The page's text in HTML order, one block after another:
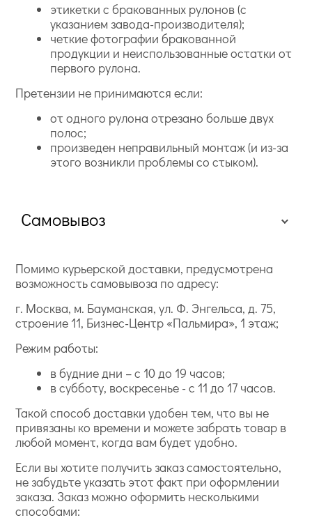
этикетки с бракованных рулонов (с
указанием завода-производителя);
четкие фотографии бракованной
продукции и неиспользованные остатки от
первого рулона.
Претензии не принимаются если:
от одного рулона отрезано больше двух
полос;
произведен неправильный монтаж (и из-за
этого возникли проблемы со стыком).
Самовывоз
Помимо курьерской доставки, предусмотрена
возможность самовывоза по адресу:
г. Москва, м. Бауманская, ул. Ф. Энгельса, д. 75,
строение 11, Бизнес-Центр «Пальмира», 1 этаж;
Режим работы:
в будние дни – с 10 до 19 часов;
в субботу, воскресенье - с 11 до 17 часов.
Такой способ доставки удобен тем, что вы не
привязаны ко времени и можете забрать товар в
любой момент, когда вам будет удобно.
Если вы хотите получить заказ самостоятельно,
не забудьте указать этот факт при оформлении
заказа. Заказ можно оформить несколькими
способами: